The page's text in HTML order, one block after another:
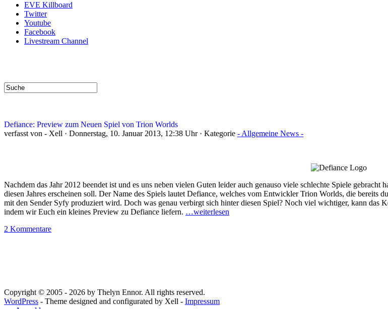
EVE Killboard
Twitter
Youtube
Facebook
Livestream Channel
Defiance: Preview zum Neuen Spiel von Trion Worlds
verfasst von - Xell · Donnerstag, 10. Januar 2013, 12:38 Uhr · Kategorie - Allgemeine News -
Nachdem das Jahr 2012 beendet ist und es uns neben vielen Guten leider auch genauso viele schlechte Spiele
diesen Jahres erscheinen soll. Der Name des Spiels lautet Defiance, welches vom Entwickler Trion Worlds, die bereits
mit den Sender Syfy produziert wird. Doch was genau verbirgt sich hinter diesen Spiel? Noch viel wichtiger, kann das
indem wir Euch ein kleines Preview zu Defiance liefern. …weiterlesen
2 Kommentare
Copyright © 2005 - 2026 by Thelyn Ennor. All rights reserved.
WordPress - Theme designed and configurated by Xell - Impressum